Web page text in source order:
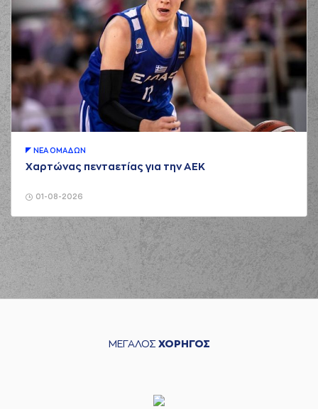
01-08-2026
ΝΕA ΟΜAΔΩΝ
Χαρτώνας πενταετίας για την ΑΕΚ
ΜΕΓΑΛΟΣ ΧΟΡΗΓΟΣ